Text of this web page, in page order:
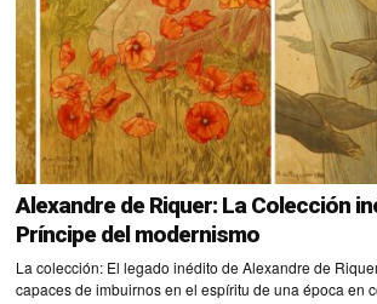
Alexandre de Riquer: La Colección
Príncipe del modernismo
La colección: El legado inédito de Alexandre de
capaces de imbuirnos en el espíritu de una época en